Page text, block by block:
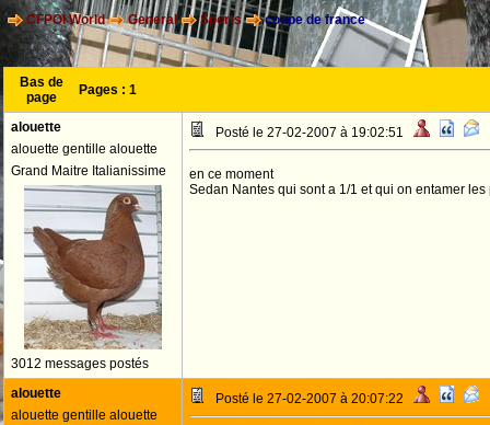
CFPOI World General Sports coupe de france
Bas de
page
Pages : 1
alouette
alouette gentille alouette
Grand Maitre Italianissime
3012 messages postés
Posté le 27-02-2007 à 19:02:51
en ce moment
Sedan Nantes qui sont a 1/1 et qui on entamer
alouette
alouette gentille alouette
Posté le 27-02-2007 à 20:07:22